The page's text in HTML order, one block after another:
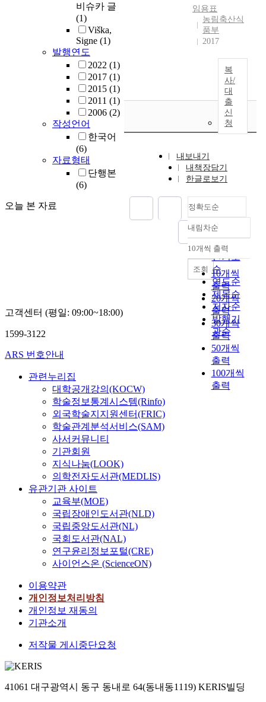
비슈카 글
(1)
Viška,
Signe (1)
발행연도
2022 (1)
2017 (1)
2015 (1)
2011 (1)
2006 (2)
작성언어
한국어
(6)
자료형태
단행본
(6)
오늘 본 자료
임용표
농림축산식
품부
2017
복
사/
대
출
신
청
내보내기
내책장담기
한글로보기
정확도순
정확도
순
인기도
순
연도순
제목순
저자순
발행기
관순
내림차순
내림차순
10개씩 출력
10개씩
출력
20개씩
출력
30개씩
출력
50개씩
출력
100개씩
출력
조회
고객센터 (평일: 09:00~18:00)
1599-3122
ARS 번호안내
관련누리집
대학공개강의(KOCW)
학술정보통계시스템(Rinfo)
외국학술지지원센터(FRIC)
학술관계분석서비스(SAM)
사서커뮤니티
기관회원
지식나눔(LOOK)
의학전자도서관(MEDLIS)
유관기관 사이트
교육부(MOE)
국립장애인도서관(NLD)
국립중앙도서관(NL)
국회도서관(NAL)
연구윤리정보포털(CRE)
사이언스온 (ScienceON)
이용약관
개인정보처리방침
개인정보 재동의
기관소개
저작물 게시중단요청
41061 대구광역시 동구 동내로 64(동내동1119) KERIS빌딩